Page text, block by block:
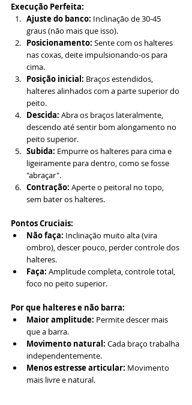
Execução Perfeita:
Ajuste do banco: Inclinação de 30-45
graus (não mais que isso).
Posicionamento: Sente com os halteres
nas coxas, deite impulsionando-os para
cima.
Posição inicial: Braços estendidos,
halteres alinhados com a parte superior do
peito.
Descida: Abra os braços lateralmente,
descendo até sentir bom alongamento no
peito superior.
Subida: Empurre os halteres para cima e
ligeiramente para dentro, como se fosse
"abraçar".
Contração: Aperte o peitoral no topo,
sem bater os halteres.
Pontos Cruciais:
Não faça: Inclinação muito alta (vira
ombro), descer pouco, perder controle dos
halteres.
Faça: Amplitude completa, controle total,
foco no peito superior.
Por que halteres e não barra:
Maior amplitude: Permite descer mais
que a barra.
Movimento natural: Cada braço trabalha
independentemente.
Menos estresse articular: Movimento
mais livre e natural.